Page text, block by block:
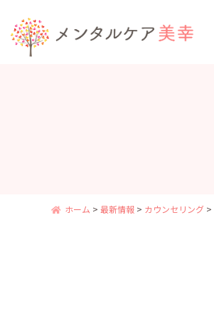
ホーム > 最新情報 > カウンセリング >